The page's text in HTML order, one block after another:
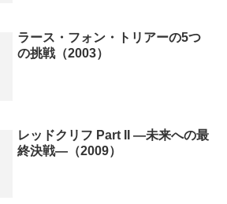
ラース・フォン・トリアーの5つ
の挑戦（2003）
レッドクリフ Part II ―未来への最
終決戦―（2009）